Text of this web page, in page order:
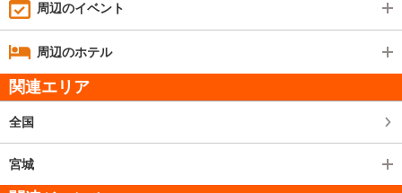
周辺のイベント
周辺のホテル
関連エリア
全国
宮城